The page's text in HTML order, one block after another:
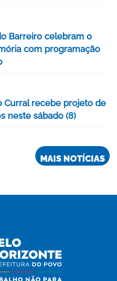
Barreiro celebram o
com programação
Curral recebe projeto de
neste sábado (8)
MAIS NOTÍCIAS